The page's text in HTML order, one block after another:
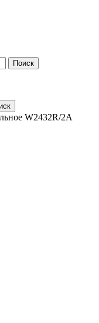
Поиск
W2432R/2A